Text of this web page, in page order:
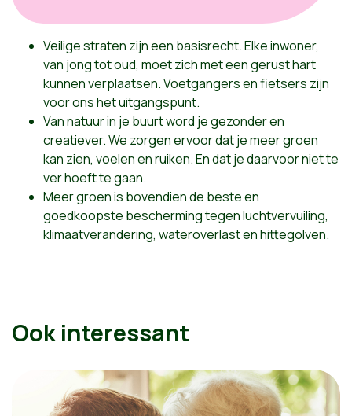
Veilige straten zijn een basisrecht. Elke inwoner,
van jong tot oud, moet zich met een gerust hart
kunnen verplaatsen. Voetgangers en fietsers zijn
voor ons het uitgangspunt.
Van natuur in je buurt word je gezonder en
creatiever. We zorgen ervoor dat je meer groen
kan zien, voelen en ruiken. En dat je daarvoor niet te
ver hoeft te gaan.
Meer groen is bovendien de beste en
goedkoopste bescherming tegen luchtvervuiling,
klimaatverandering, wateroverlast en hittegolven.
Ook interessant